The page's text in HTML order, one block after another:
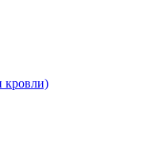
кровли)